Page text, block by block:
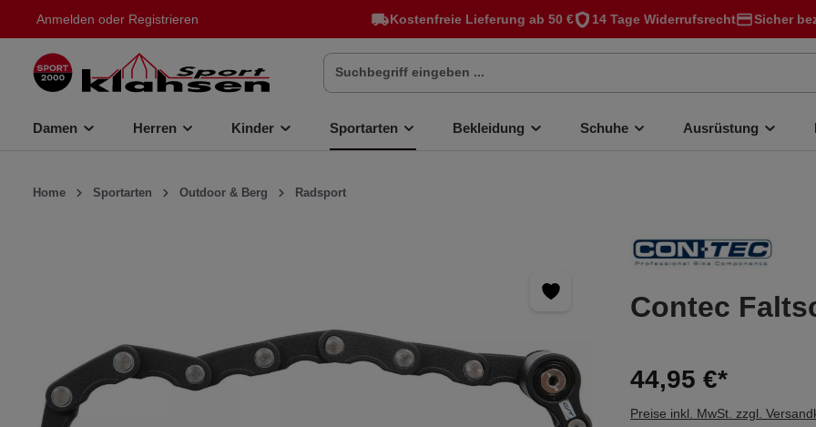
springen Kostenfreie Lieferung ab 50 € 14 Tage Widerrufsrecht Sicher
Anmelden oder Registrieren
Damen Herren Kinder Sportarten Bekleidung Schuhe Ausrüstung
Home Sportarten Outdoor & Berg Radsport
Contec
44,95 €*
Preise inkl. MwSt. zzgl.